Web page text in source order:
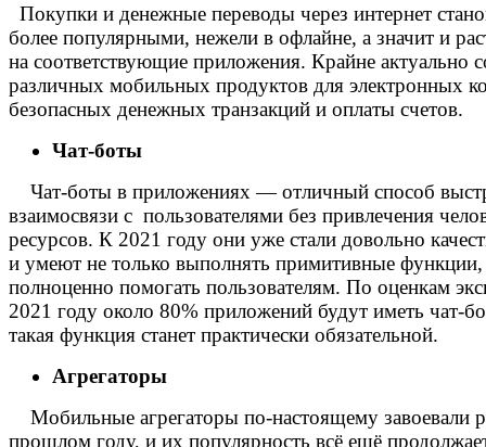
Покупки и денежные переводы через интернет
более популярными, нежели в офлайне, а значит и
на соответствующие приложения. Крайне актуально
различных мобильных продуктов для электронных
безопасных денежных транзакций и оплаты счетов.
Чат-боты
Чат-боты в приложениях — отличный способ
взаимосвязи с пользователями без привлечения
ресурсов. К 2021 году они уже стали довольно
и умеют не только выполнять примитивные
полноценно помогать пользователям. По оценкам
2021 году около 80% приложений будут иметь чат-
такая функция станет практически обязательной.
Агрегаторы
Мобильные агрегаторы по-настоящему завоевали
прошлом году, и их популярность всё ещё